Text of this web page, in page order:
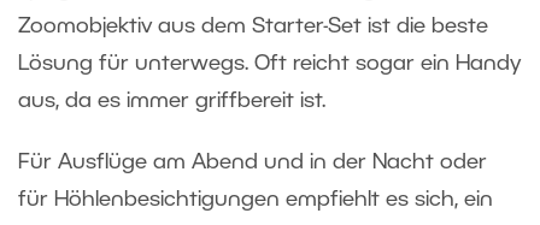
Zoomobjektiv aus dem Starter-Set ist die beste
Lösung für unterwegs. Oft reicht sogar ein Handy
aus, da es immer griffbereit ist.
Für Ausflüge am Abend und in der Nacht oder
für Höhlenbesichtigungen empfiehlt es sich, ein